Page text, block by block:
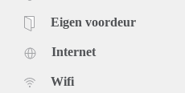
Eigen voordeur
Internet
Wifi